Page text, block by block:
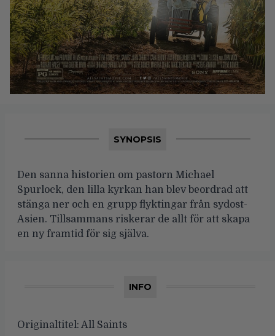
SYNOPSIS
Den sanna historien om pastorn Michael
Spurlock, den lilla kyrkan han blev beordrad att
stänga ner och en grupp flyktingar från sydost-
Asien. Tillsammans riskerar de allt för att skapa
en ny framtid för sig själva.
INFO
Originaltitel: All Saints